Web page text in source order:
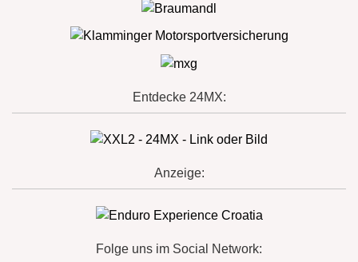
Entdecke 24MX:
Anzeige:
Folge uns im Social Network: